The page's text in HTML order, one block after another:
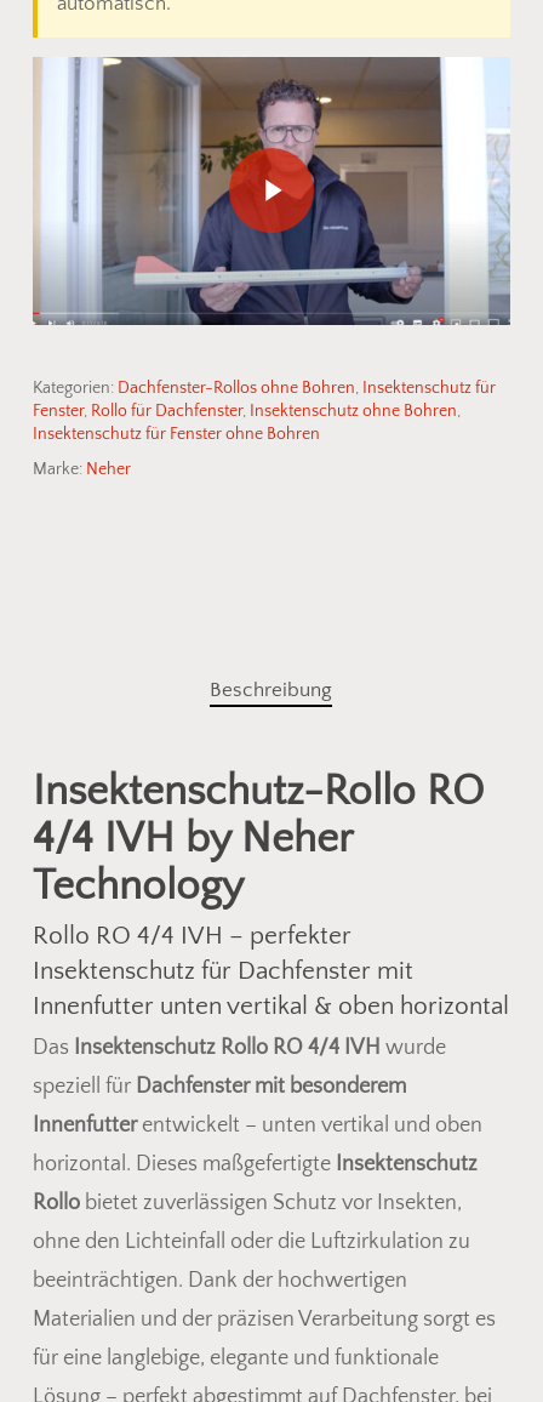
Play Video
Kategorien: Dachfenster-Rollos ohne Bohren, Insektenschutz für
Fenster, Rollo für Dachfenster, Insektenschutz ohne Bohren,
Insektenschutz für Fenster ohne Bohren
Marke: Neher
Beschreibung
Insektenschutz-Rollo RO
4/4 IVH by Neher
Technology
Rollo RO 4/4 IVH – perfekter
Insektenschutz für Dachfenster mit
Innenfutter unten vertikal & oben horizontal
Das Insektenschutz Rollo RO 4/4 IVH wurde
speziell für Dachfenster mit besonderem
Innenfutterentwickelt – unten vertikal und oben
horizontal. Dieses maßgefertigte Insektenschutz
Rollo bietet zuverlässigen Schutz vor Insekten,
ohne den Lichteinfall oder die Luftzirkulation zu
beeinträchtigen. Dank der hochwertigen
Materialien und der präzisen Verarbeitung sorgt es
für eine langlebige, elegante und funktionale
Lösung – perfekt abgestimmt auf Dachfenster, bei